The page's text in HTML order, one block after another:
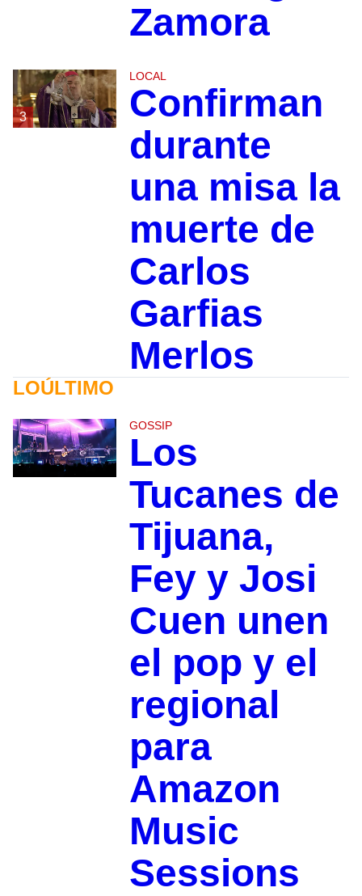
Zamora
3
LOCAL
Confirman
durante
una misa la
muerte de
Carlos
Garfias
Merlos
LOÚLTIMO
GOSSIP
Los
Tucanes de
Tijuana,
Fey y Josi
Cuen unen
el pop y el
regional
para
Amazon
Music
Sessions